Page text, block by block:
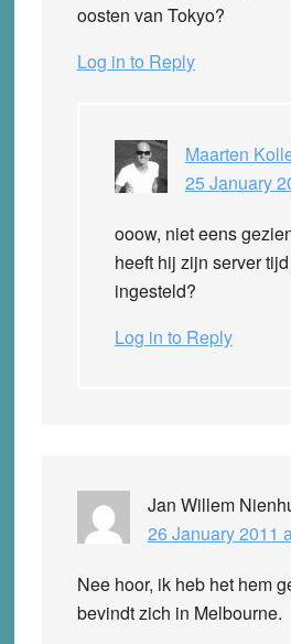
oosten van Tokyo?
Log in to Reply
Maarten
25 January
ooow, niet eens
heeft hij zijn server
ingesteld?
Log in to Reply
Jan Willem
26 January 2011
Nee hoor, ik heb het hem
bevindt zich in Melbourne.